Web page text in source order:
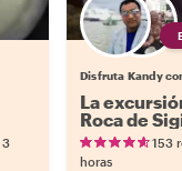
3
Disfruta Kandy
La
Roca de
153
horas